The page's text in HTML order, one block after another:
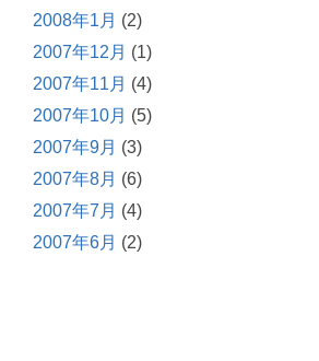
2008年1月 (2)
2007年12月 (1)
2007年11月 (4)
2007年10月 (5)
2007年9月 (3)
2007年8月 (6)
2007年7月 (4)
2007年6月 (2)